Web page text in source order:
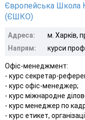
Європейська Школа
(ЄШКО)
Адреса:
м. Харків,
Напрям:
курси
Офіс-менеджмент:
- курс секретар-
- курс офіс-менеджер;
- курс міжнародне
- курс менеджер по
- курс етикет,